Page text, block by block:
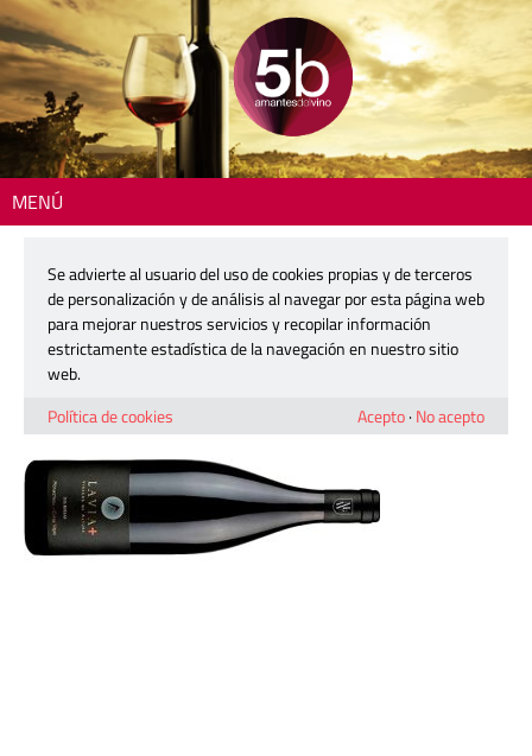
MENÚ
lavia-2016
1 junio, 2023
Se advierte al usuario del uso de cookies propias y de terceros
de personalización y de análisis al navegar por esta página web
para mejorar nuestros servicios y recopilar información
estrictamente estadística de la navegación en nuestro sitio
web.
Política de cookies
Acepto· No acepto